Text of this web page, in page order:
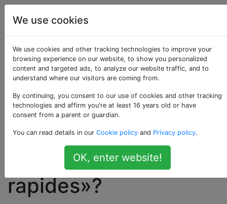
Utilisateurs
d'ordinateur
Comment puis-je
empêcher OneNote
2013 de réapparaître
constamment la
section «Notes
rapides»?
We use cookies
We use cookies and other tracking technologies to improve your
browsing experience on our website, to show you personalized
content and targeted ads, to analyze our website traffic, and to
understand where our visitors are coming from.
By continuing, you consent to our use of cookies and other tracking
technologies and affirm you're at least 16 years old or have
consent from a parent or guardian.
You can read details in our Cookie policy and Privacy policy.
OK, enter website!